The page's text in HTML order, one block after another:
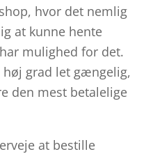
hvor det nemlig
at kunne hente
mulighed for det.
grad let gængelig,
den mest betalelige
at bestille